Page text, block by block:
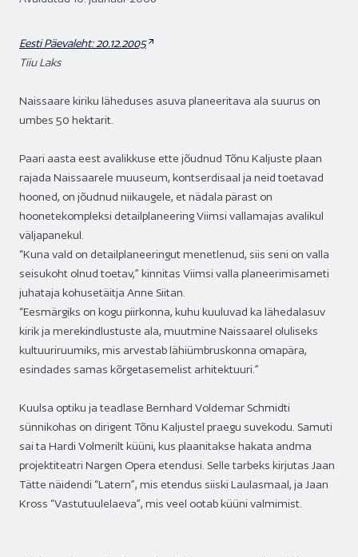
Eesti Päevaleht: 20.12.2005
Tiiu Laks
Naissaare kiriku läheduses asuva planeeritava ala suurus on
umbes 50 hektarit.
Paari aasta eest avalikkuse ette jõudnud Tõnu Kaljuste plaan
rajada Naissaarele muuseum, kontserdisaal ja neid toetavad
hooned, on jõudnud niikaugele, et nädala pärast on
hoonetekompleksi detailplaneering Viimsi vallamajas avalikul
väljapanekul.
“Kuna vald on detailplaneeringut menetlenud, siis seni on valla
seisukoht olnud toetav,” kinnitas Viimsi valla planeerimisameti
juhataja kohusetäitja Anne Siitan.
“Eesmärgiks on kogu piirkonna, kuhu kuuluvad ka lähedalasuv
kirik ja merekindlustuste ala, muutmine Naissaarel oluliseks
kultuuriruumiks, mis arvestab lähiümbruskonna omapära,
esindades samas kõrgetasemelist arhitektuuri.”
Kuulsa optiku ja teadlase Bernhard Voldemar Schmidti
sünnikohas on dirigent Tõnu Kaljustel praegu suvekodu. Samuti
sai ta Hardi Volmerilt küüni, kus plaanitakse hakata andma
projektiteatri Nargen Opera etendusi. Selle tarbeks kirjutas Jaan
Tätte näidendi “Latern”, mis etendus siiski Laulasmaal, ja Jaan
Kross “Vastutuulelaeva”, mis veel ootab küüni valmimist.